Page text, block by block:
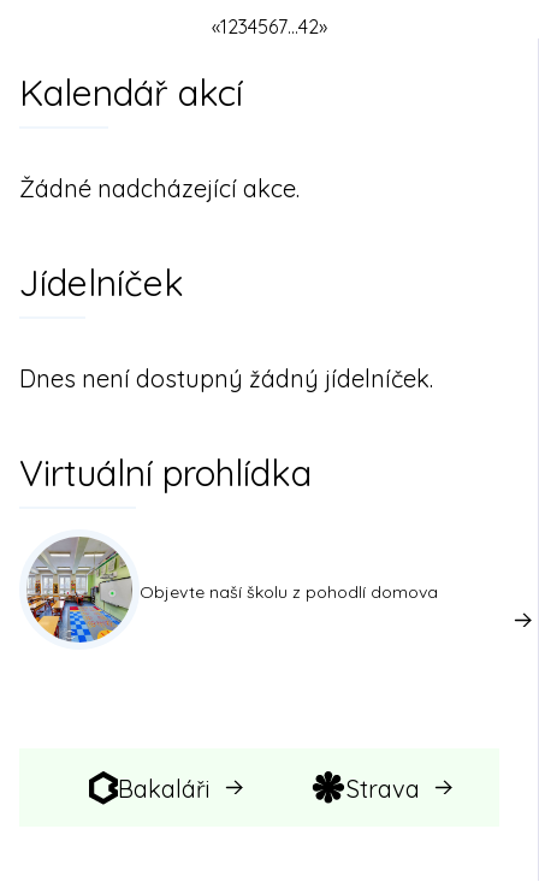
v
«1234567…42»
Kalendář akcí
Žádné nadcházející akce.
Jídelníček
Dnes není dostupný žádný jídelníček.
Virtuální prohlídka
Objevte naší školu z pohodlí domova
Bakaláři Strava